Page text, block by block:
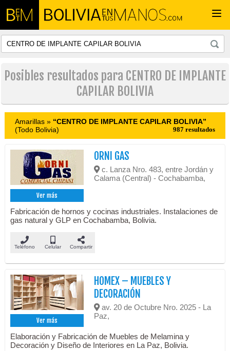
Posibles resultados para CENTRO DE IMPLANTE
CAPILAR BOLIVIA
Amarillas » “CENTRO DE IMPLANTE CAPILAR BOLIVIA”
(Todo Bolivia)
987 resultados
Ver más
ORNI GAS
c. Lanza Nro. 483, entre Jordán y
Calama (Central) - Cochabamba,
Fabricación de hornos y cocinas industriales. Instalaciones de
gas natural y GLP en Cochabamba, Bolivia.
Teléfono Celular Compartir
Ver más
HOMEX – MUEBLES Y
DECORACIÓN
av. 20 de Octubre Nro. 2025 - La
Paz,
Elaboración y Fabricación de Muebles de Melamina y
Decoración y Diseño de Interiores en La Paz, Bolivia.